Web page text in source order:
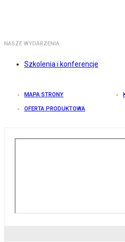
NASZE WYDARZENIA
Szkolenia i konferencje
MAPA STRONY
OFERTA PRODUKTOWA